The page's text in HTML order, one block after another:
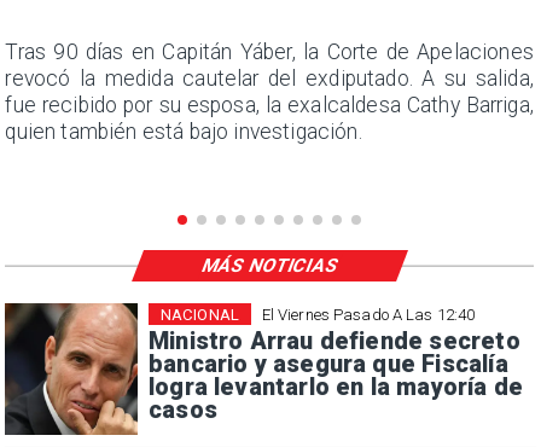
Tras 90 días en Capitán Yáber, la Corte de Apelaciones
revocó la medida cautelar del exdiputado. A su salida,
fue recibido por su esposa, la exalcaldesa Cathy Barriga,
quien también está bajo investigación.
El Viernes Pasado A Las 12:40
Ministro Arrau defiende secreto
bancario y asegura que Fiscalía
logra levantarlo en la mayoría de
casos
NACIONAL
MÁS NOTICIAS